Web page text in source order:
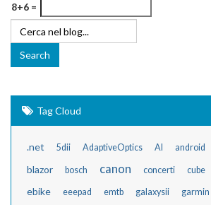
8+6 =
Tag Cloud
.net 5dii AdaptiveOptics AI android
blazor bosch canon concerti cube
ebike eeepad emtb galaxysii garmin